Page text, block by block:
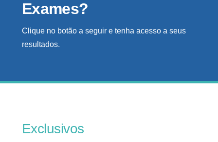
Exames?
Clique no botão a seguir e tenha acesso a seus
resultados.
Exclusivos